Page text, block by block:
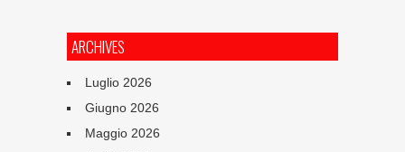
ARCHIVES
Luglio 2026
Giugno 2026
Maggio 2026